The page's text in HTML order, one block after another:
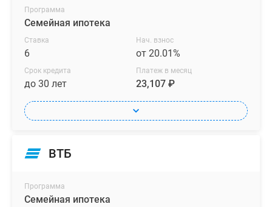
Программа
Семейная ипотека
Ставка
6
Нач. взнос
от 20.01%
Срок кредита
до 30 лет
Платеж в месяц
23,107 ₽
ВТБ
Программа
Семейная ипотека